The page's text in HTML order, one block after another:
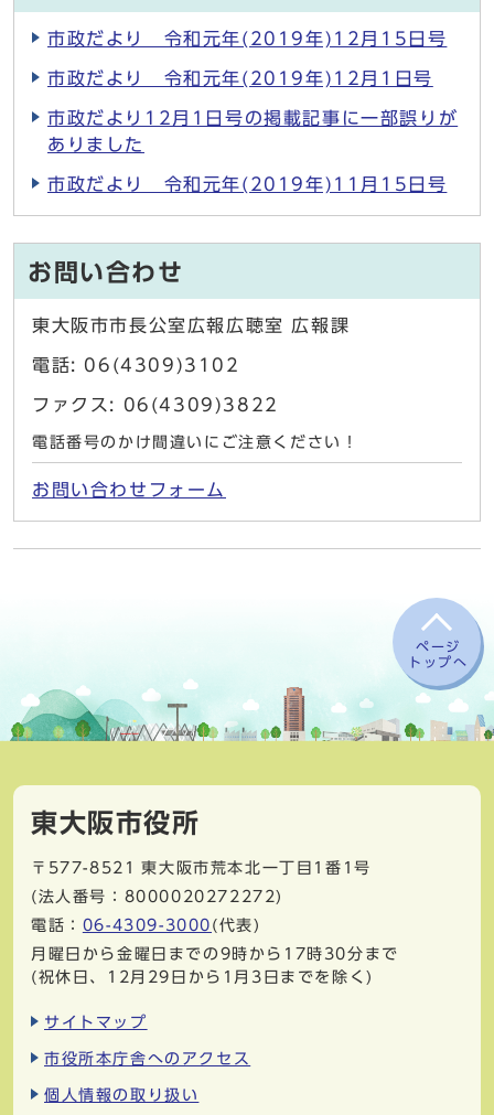
市政だより 令和元年(2019年)12月15日号
市政だより 令和元年(2019年)12月1日号
市政だより12月1日号の掲載記事に一部誤りが
ありました
市政だより 令和元年(2019年)11月15日号
お問い合わせ
東大阪市市長公室広報広聴室 広報課
電話: 06(4309)3102
ファクス: 06(4309)3822
電話番号のかけ間違いにご注意ください！
お問い合わせフォーム
ページ
トップへ
東大阪市役所
〒577-8521
東大阪市荒本北一丁目1番1号
(法人番号：8000020272272)
電話： 06-4309-3000 (代表)
月曜日から金曜日までの9時から17時30分まで
(祝休日、12月29日から1月3日までを除く)
サイトマップ
市役所本庁舎へのアクセス
個人情報の取り扱い